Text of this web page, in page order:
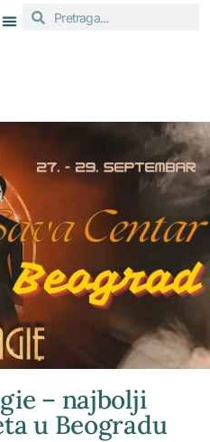
– najbolji
u Beogradu